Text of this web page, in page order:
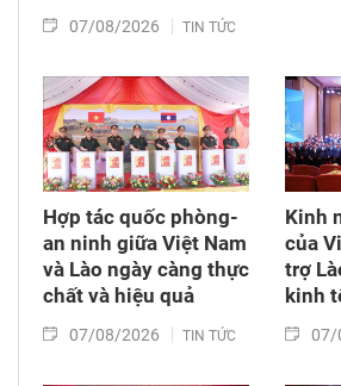
tác trên các lĩnh vực kinh tế,
lượng và phát triển nguồn nhân
07/08/2026 TIN TỨC
Hợp tác quốc phòng-
an ninh giữa Việt Nam
và Lào ngày càng thực
chất và hiệu quả
07/08/2026 TIN TỨC
Kinh
của
trợ
kinh
07/